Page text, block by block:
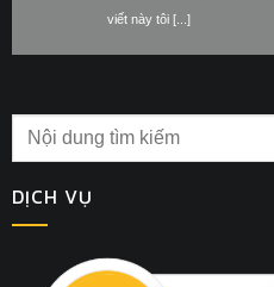
viết này tôi [...]
DỊCH VỤ